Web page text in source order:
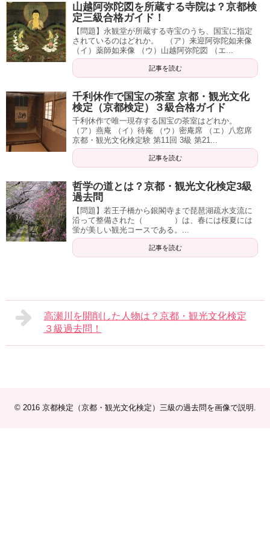
山越阿弥陀図を所蔵する寺院は？京都検
定三級合格ガイド！
【問題】永観堂が所蔵する寺宝のうち、国宝に指定
されているのはどれか。 （ア）来迎阿弥陀如来像
（イ）薬師如来像 （ウ）山越阿弥陀図 （エ...
記事を読む
千利休作で国宝の茶室 京都・観光文化
検定（京都検定）３級合格ガイド
千利休作で唯一現存する国宝の茶室はどれか。
（ア）燕庵 （イ）待庵 （ウ）密庵席 （エ）八窓席
京都・観光文化検定験 第11回 3級 第21...
記事を読む
哲学の道とは？京都・観光文化検定3級
過去問
【問題】若王子橋から銀閣寺まで琵琶湖疏水支流に
沿って整備された（ ）は、春には桜夏には
蛍が美しい観光コースである。...
記事を読む
高瀬川を開削した人物は？京都・観光文化検定
３級過去問！
© 2016 京都検定（京都・観光文化検定）三級の過去問を画像で説明